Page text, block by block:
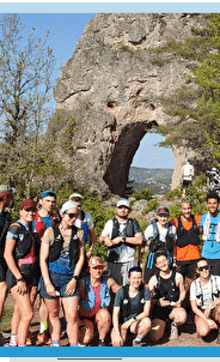
Exporter les lignes
Exporter toutes les
Exporter
Menu
<
>
L'équipe
Nos partenaires
Actualités
Calendrier
Photos